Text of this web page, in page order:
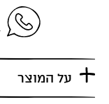
על המוצר